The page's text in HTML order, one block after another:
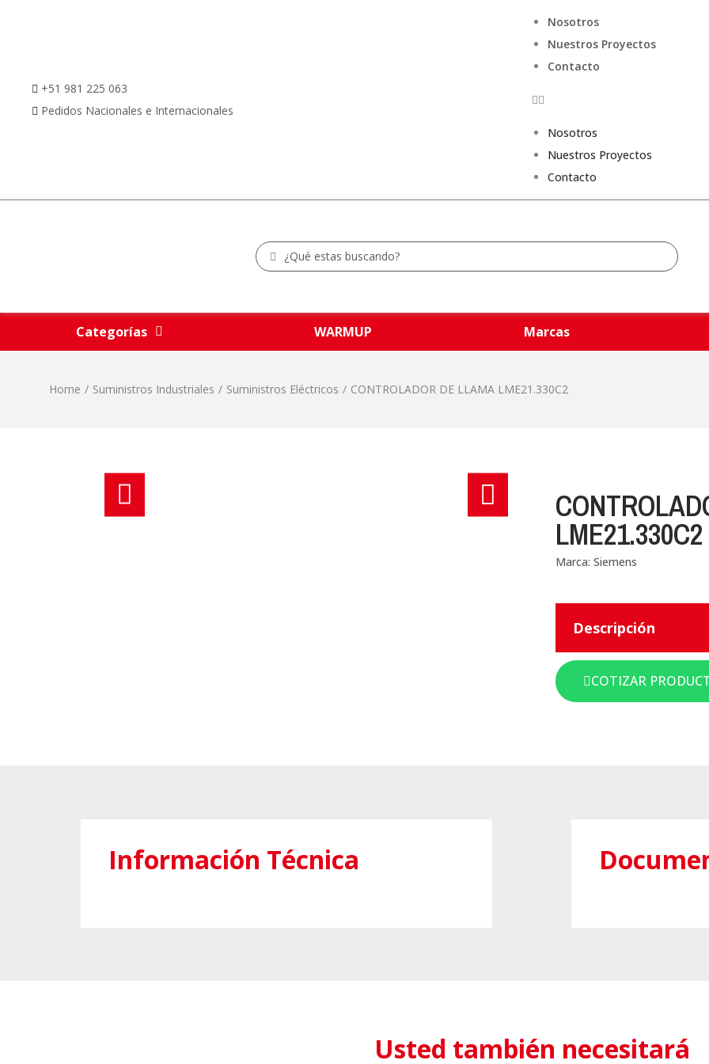
+51 981 225 063
Pedidos Nacionales e Internacionales
Nosotros
Nuestros Proyectos
Contacto
Nosotros
Nuestros Proyectos
Contacto
Categorías WARMUP Marcas
Home / Suministros Industriales / Suministros Eléctricos / CONTROLADOR DE LLAMA LME21.330C2
LME21.330C2
Marca: Siemens
Descripción
COTIZAR
Información Técnica
Usted también necesitará